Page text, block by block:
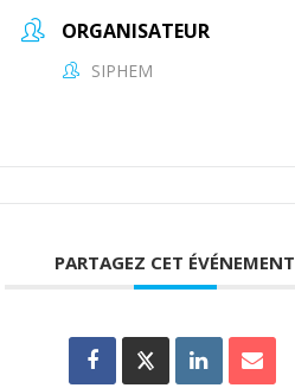
ORGANISATEUR
SIPHEM
PARTAGEZ CET ÉVÉNEMENT